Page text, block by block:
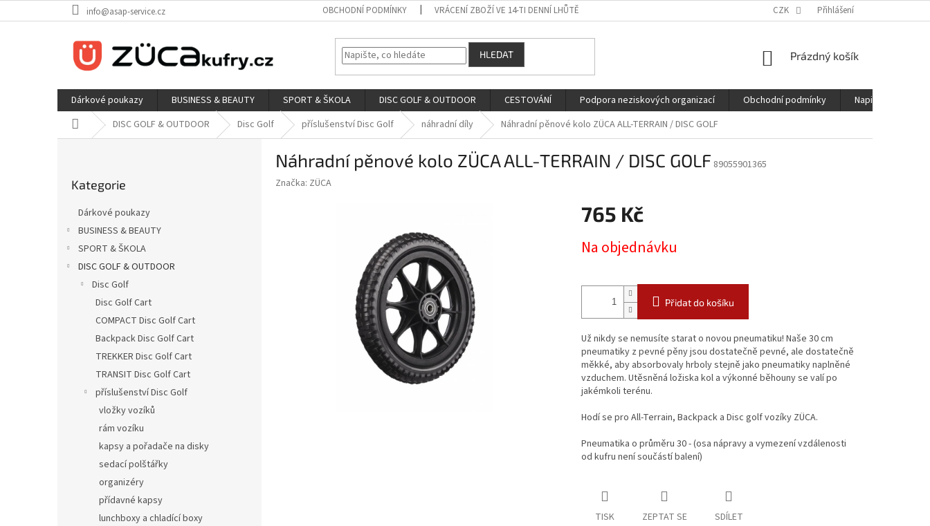
na
info@asap-service.cz OBCHODNÍ PODMÍNKY VRÁCENÍ ZBOŽÍ VE 14-TI DENNÍ LHŮTĚ CZK Přihlášení
HLEDAT
NÁKUPNÍ
Prázdný košík
Dárkové poukazy BUSINESS & BEAUTY SPORT & ŠKOLA DISC GOLF & OUTDOOR CESTOVÁNÍ Podpora neziskových organizací Obchodní podmínky
Napište nám
Domů DISC GOLF & OUTDOOR Disc Golf příslušenství Disc Golf náhradní díly Náhradní pěnové kolo ZÜCA ALL-TERRAIN / DISC GOLF
kategorie
Kategorie
Dárkové poukazy
BUSINESS & BEAUTY
SPORT & ŠKOLA
DISC GOLF & OUTDOOR
Disc Golf
Disc Golf Cart
COMPACT Disc Golf Cart
Backpack Disc Golf Cart
TREKKER Disc Golf Cart
TRANSIT Disc Golf Cart
příslušenství Disc Golf
vložky vozíků
rám vozíku
kapsy a pořadače na disky
sedací polštářky
organizéry
přídavné kapsy
lunchboxy a chladící boxy
Náhradní pěnové kolo ZÜCA ALL-TERRAIN / DISC GOLF 89055901365
Značka: ZÜCA
765 Kč
cena:
Na objednávku
Přidat do košíku
Už nikdy se nemusíte starat o novou pneumatiku! Naše 30 cm
pneumatiky z pevné pěny jsou dostatečně pevné, ale dostatečně
měkké, aby absorbovaly hrboly stejně jako pneumatiky naplněné
vzduchem. Utěsněná ložiska kol a výkonné běhouny se valí po
jakémkoli terénu.
Hodí se pro All-Terrain, Backpack a Disc golf vozíky ZÜCA.
Pneumatika o průměru 30 - (osa nápravy a vymezení vzdálenosti
od kufru není součástí balení)
TISK ZEPTAT SE SDÍLET